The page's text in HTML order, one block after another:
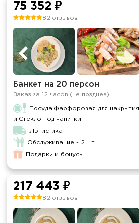
75 352 ₽
82 отзывов
Банкет на 20 персон
Заказ за 12 часов (не позднее)
Посуда Фарфоровая для накрытия
и Стекло под напитки
Логистика
Обслуживание - 2 шт.
Подарки и бонусы
217 443 ₽
82 отзывов